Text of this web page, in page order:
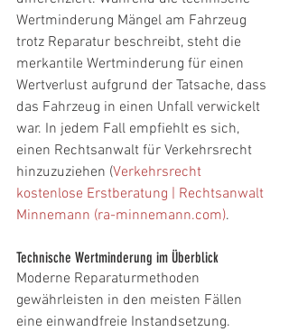
Wertminderung Mängel am Fahrzeug
trotz Reparatur beschreibt, steht die
merkantile Wertminderung für einen
Wertverlust aufgrund der Tatsache, dass
das Fahrzeug in einen Unfall verwickelt
war. In jedem Fall empfiehlt es sich,
einen Rechtsanwalt für Verkehrsrecht
hinzuzuziehen (Verkehrsrecht
kostenlose Erstberatung | Rechtsanwalt
Minnemann (ra-minnemann.com).
Technische Wertminderung im Überblick
Moderne Reparaturmethoden
gewährleisten in den meisten Fällen
eine einwandfreie Instandsetzung.